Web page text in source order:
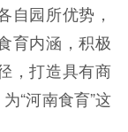
自园所优势，
育内涵，积极
，打造具有商
“河南食育”这